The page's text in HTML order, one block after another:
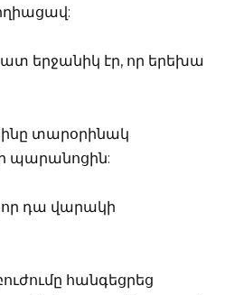
երջանիկ էր, որ երեխա
տարօրինակ
պարանոցին:
որ դա վարակի
հանգեցրեց